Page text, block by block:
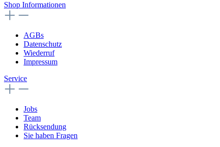
Shop Informationen
AGBs
Datenschutz
Wiederruf
Impressum
Service
Jobs
Team
Rücksendung
Sie haben Fragen